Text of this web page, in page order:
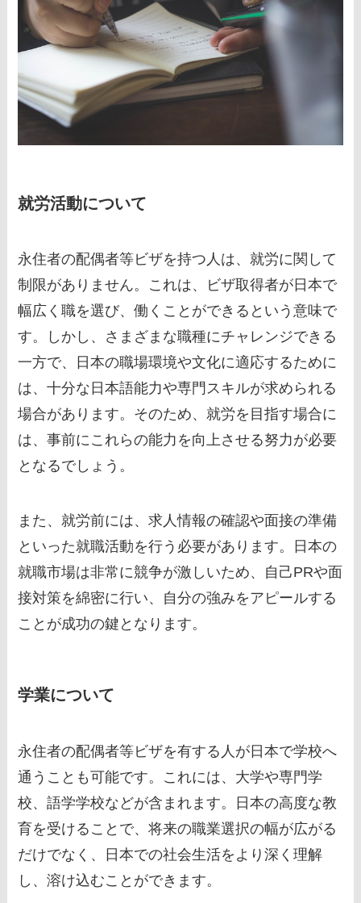
就労活動について
永住者の配偶者等ビザを持つ人は、就労に関して
制限がありません。これは、ビザ取得者が日本で
幅広く職を選び、働くことができるという意味で
す。しかし、さまざまな職種にチャレンジできる
一方で、日本の職場環境や文化に適応するために
は、十分な日本語能力や専門スキルが求められる
場合があります。そのため、就労を目指す場合に
は、事前にこれらの能力を向上させる努力が必要
となるでしょう。
また、就労前には、求人情報の確認や面接の準備
といった就職活動を行う必要があります。日本の
就職市場は非常に競争が激しいため、自己PRや面
接対策を綿密に行い、自分の強みをアピールする
ことが成功の鍵となります。
学業について
永住者の配偶者等ビザを有する人が日本で学校へ
通うことも可能です。これには、大学や専門学
校、語学学校などが含まれます。日本の高度な教
育を受けることで、将来の職業選択の幅が広がる
だけでなく、日本での社会生活をより深く理解
し、溶け込むことができます。